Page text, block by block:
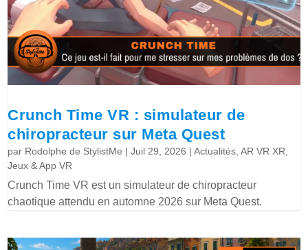
Crunch Time VR : simulateur de
chiropracteur sur Meta Quest
par Rodolphe de StylistMe |Juil 29, 2026 |Actualités ,AR VR XR
Jeux & App VR
Crunch Time VR est un simulateur de chiropracteur
chaotique attendu en automne 2026 sur Meta Quest.